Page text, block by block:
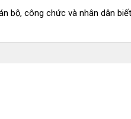
bộ, công chức và nhân dân